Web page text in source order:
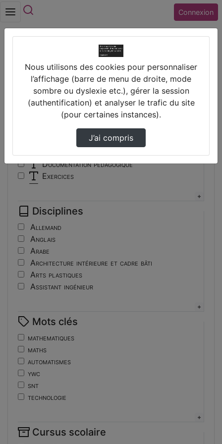
Connexion
Vidéos
Filtres
Types
Autre
Conférence
Documentation pédagogique
Exercices
Travaux d'élèves/étudiants
Tutoriel
Disciplines
Allemand
Anglais
Arabe
Architecture intérieure et cadre bâti
Arts plastiques
Assistant ingénieur
Boulangerie
Braille
Bureautique
Céramique industrielle
Chinois
Cinéma et photographie
Coiffure
Construction et réparation en carrosserie
Mots clés
mathematiques
maths
automatismes
ywc
snt
technologie
fonctions-lp
Cursus scolaire
Nous utilisons des cookies pour personnaliser
l’affichage (barre de menu de droite, mode
sombre ou dyslexie etc.), gérer la session
(authentification) et analyser le trafic du site
(pour certaines instances).
J’ai compris